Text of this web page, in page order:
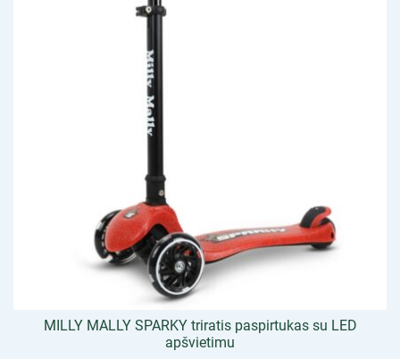
MILLY MALLY SPARKY triratis paspirtukas su LED
apšvietimu